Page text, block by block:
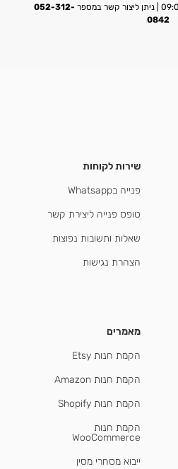
052-312-
0842
שירות לקוחות
פנייה בWhatsapp
טופס פנייה ליצירת קשר
שאלות ותשובות נפוצות
הצהרת נגישות
מאמרים
הקמת חנות Etsy
הקמת חנות Amazon
הקמת חנות Shopify
הקמת חנות
WooCommerce
ייבוא מסחרי מסין